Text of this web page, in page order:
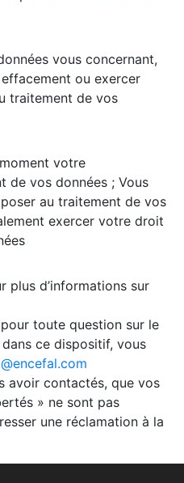
vous concernant,
ou exercer
traitement de vos
votre
de vos données ; Vous
au traitement de vos
exercer votre droit
plus d’informations sur
toute question sur le
ce dispositif, vous
avoir contactés, que vos
» ne sont pas
une réclamation à la